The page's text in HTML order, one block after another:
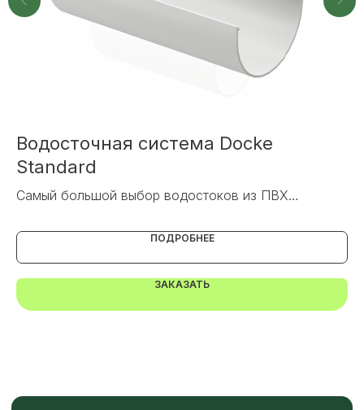
Водосточная система Docke
Standard
Самый большой выбор водостоков из ПВХ
ПОДРОБНЕЕ
ЗАКАЗАТЬ
Или напишите нам напрямую